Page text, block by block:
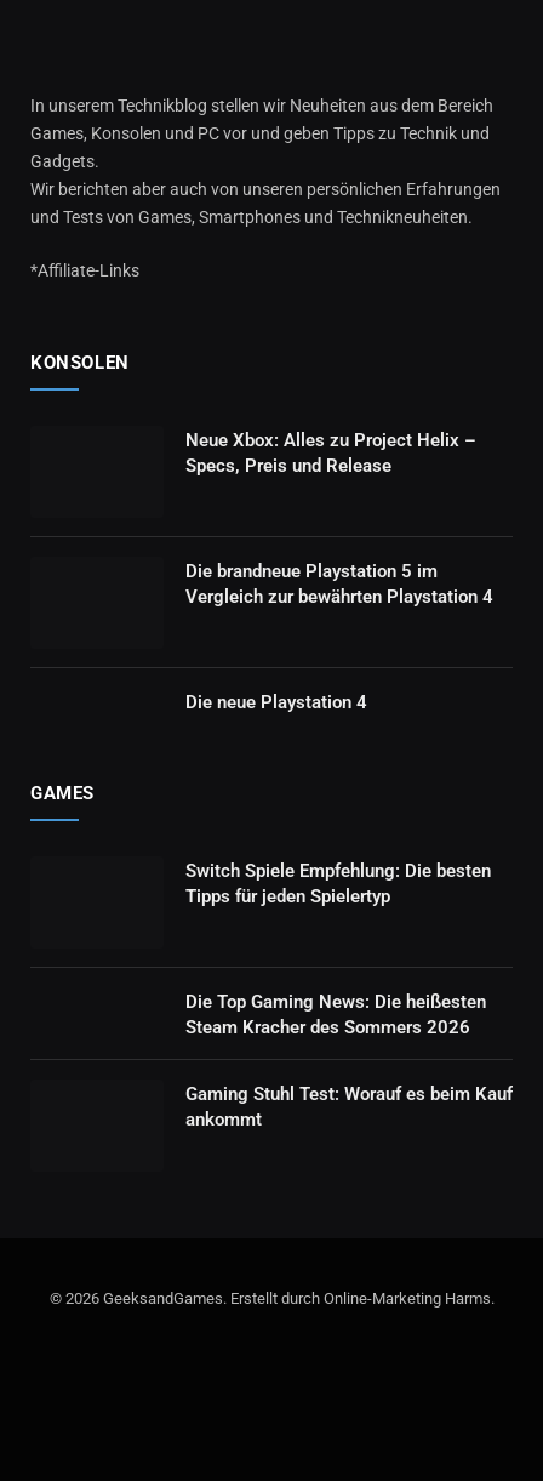
In unserem Technikblog stellen wir Neuheiten aus dem Bereich
Games, Konsolen und PC vor und geben Tipps zu Technik und
Gadgets.
Wir berichten aber auch von unseren persönlichen Erfahrungen
und Tests von Games, Smartphones und Technikneuheiten.
*Affiliate-Links
KONSOLEN
Neue Xbox: Alles zu Project Helix –
Specs, Preis und Release
Die brandneue Playstation 5 im
Vergleich zur bewährten Playstation 4
Die neue Playstation 4
GAMES
Switch Spiele Empfehlung: Die besten
Tipps für jeden Spielertyp
Die Top Gaming News: Die heißesten
Steam Kracher des Sommers 2026
Gaming Stuhl Test: Worauf es beim Kauf
ankommt
© 2026 GeeksandGames. Erstellt durch Online-Marketing Harms.